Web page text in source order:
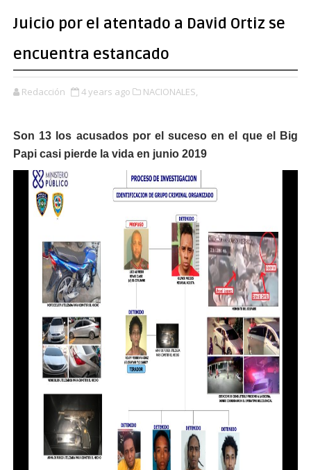
Juicio por el atentado a David Ortiz se
encuentra estancado
Redacción 4 years ago NACIONALES,
Son 13 los acusados por el suceso en el que el Big
Papi casi pierde la vida en junio 2019